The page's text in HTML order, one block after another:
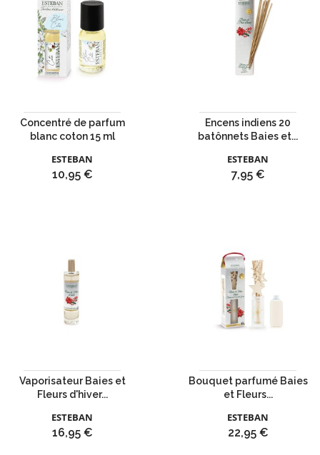
Concentré de parfum
blanc coton 15 ml
ESTEBAN
Prix
10,95 €
Encens indiens 20
batônnets Baies et...
ESTEBAN
Prix
7,95 €
Vaporisateur Baies et
Fleurs d'hiver...
ESTEBAN
Prix
16,95 €
Bouquet parfumé Baies
et Fleurs...
ESTEBAN
Prix
22,95 €